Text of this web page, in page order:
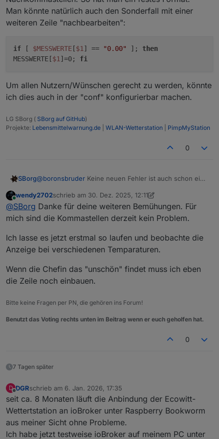
Man könnte natürlich auch den Sonderfall mit einer
weiteren Zeile "nachbearbeiten":
if [ $MESSWERTE [$1 ] == "0.00" ]; then
MESSWERTE[$1 ]=0; fi
Um allen Nutzern/Wünschen gerecht zu werden, könnte
ich dies auch in der "conf" konfigurierbar machen.
LG SBorg ( SBorg auf GitHub)
Projekte: Lebensmittelwarnung.de WLAN-Wetterstation PimpMyStation
0
SBorg@boronsbruder
@ wendy2702 Jepp, das sind nun immer
zwei
Nachkommastellen. So hat man ein festes Format.
weiteren Zeile "nachbearbeiten":
Um allen Nutzern/Wünschen gerecht zu werden,
machen.
Online
wendy2702schrieb am 30. Dez. 2025, 12:11
zuletzt editiert von wendy2702
@SBorg Danke für deine weiteren Bemühungen. Für
mich sind die Kommastellen derzeit kein Problem.
Ich lasse es jetzt erstmal so laufen und beobachte die
Anzeige bei verschiedenen Temparaturen.
Wenn die Chefin das "unschön" findet muss ich eben
die Zeile noch einbauen.
Bitte keine Fragen per PN, die gehören ins Forum!
Benutzt das Voting rechts unten im Beitrag wenn er euch geholfen hat.
0
7 Tagen später
D
Offline
DGRschrieb am 6. Jan. 2026, 17:35
zuletzt editiert von
seit ca. 8 Monaten läuft die Anbindung der Ecowitt-
Wettertstation an ioBroker unter Raspberry Bookworm
aus meiner Sicht ohne Probleme.
Ich habe jetzt testweise ioBroker auf meinem PC unter